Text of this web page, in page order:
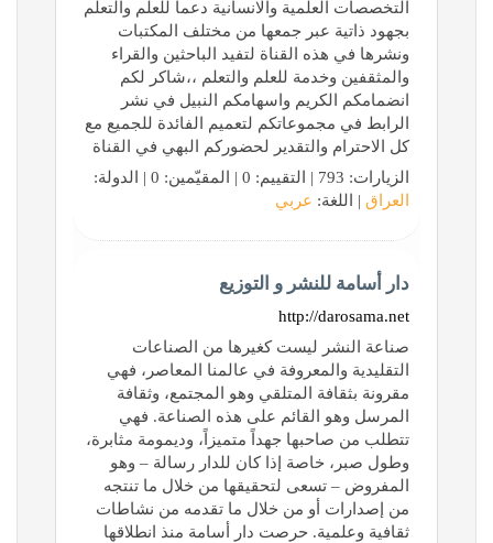
التخصصات العلمية والانسانية دعما للعلم والتعلم
بجهود ذاتية عبر جمعها من مختلف المكتبات
ونشرها في هذه القناة لتفيد الباحثين والقراء
والمثقفين وخدمة للعلم والتعلم ،،شاكر لكم
انضمامكم الكريم واسهامكم النبيل في نشر
الرابط في مجموعاتكم لتعميم الفائدة للجميع مع
كل الاحترام والتقدير لحضوركم البهي في القناة
الزيارات: 793 | التقييم: 0 | المقيّمين: 0 | الدولة:
العراق | اللغة: عربي
دار أسامة للنشر و التوزيع
http://darosama.net
صناعة النشر ليست كغيرها من الصناعات
التقليدية والمعروفة في عالمنا المعاصر، فهي
مقرونة بثقافة المتلقي وهو المجتمع، وثقافة
المرسل وهو القائم على هذه الصناعة. فهي
تتطلب من صاحبها جهداً متميزاً، وديمومة مثابرة،
وطول صبر، خاصة إذا كان للدار رسالة – وهو
المفروض – تسعى لتحقيقها من خلال ما تنتجه
من إصدارات أو من خلال ما تقدمه من نشاطات
ثقافية وعلمية. حرصت دار أسامة منذ انطلاقها